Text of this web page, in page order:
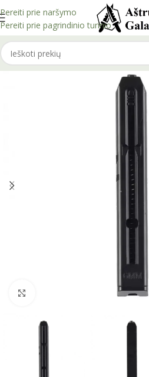
Pereiti prie naršymo
Pereiti prie pagrindinio turinio
Spustelėkite, kad padidintumėte